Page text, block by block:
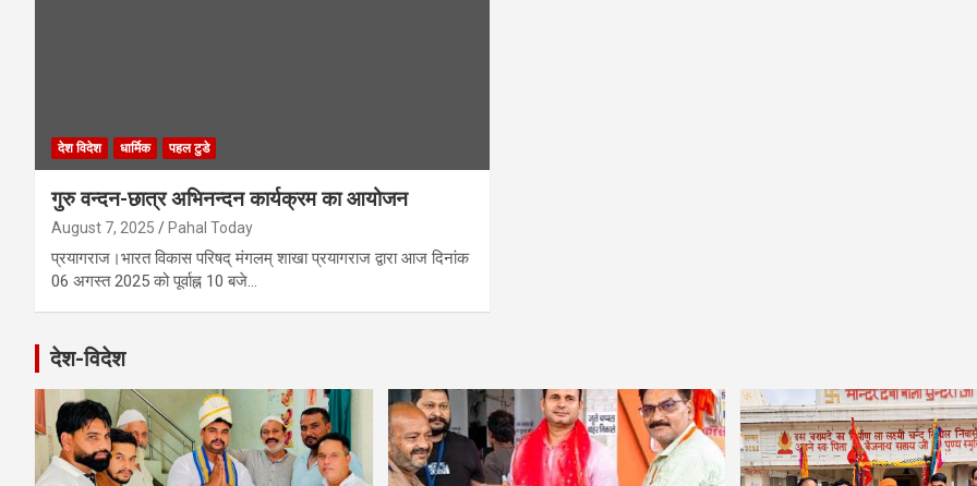
देश विदेश धार्मिक पहल टुडे
गुरु वन्दन-छात्र अभिनन्दन कार्यक्रम का आयोजन
August 7, 2025 Pahal Today
प्रयागराज।भारत विकास परिषद् मंगलम् शाखा प्रयागराज द्वारा आज दिनांक
06 अगस्त 2025 को पूर्वाह्न 10 बजे…
देश-विदेश